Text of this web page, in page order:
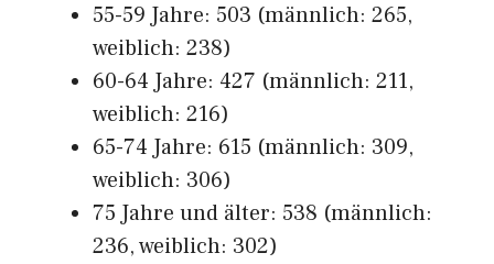
55-59 Jahre: 503 (männlich: 265,
weiblich: 238)
60-64 Jahre: 427 (männlich: 211,
weiblich: 216)
65-74 Jahre: 615 (männlich: 309,
weiblich: 306)
75 Jahre und älter: 538 (männlich:
236, weiblich: 302)